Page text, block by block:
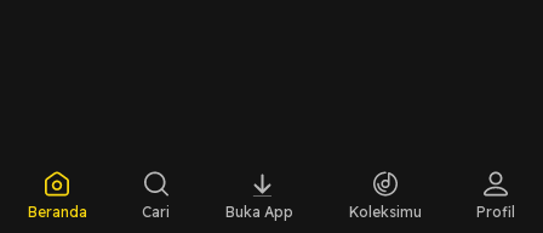
Beranda Cari Buka App Koleksimu Profil